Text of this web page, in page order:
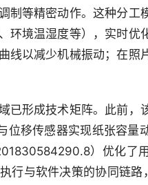
制等精密动作。这种分工
环境温湿度等），实时优
线以减少机械振动；在照
已形成技术矩阵。此前，
移传感器实现纸张容量
）优化了
与软件决策的协同链路